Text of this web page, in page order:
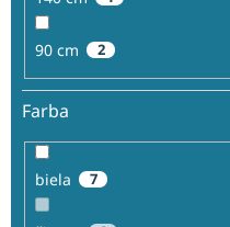
90 cm 2
Farba
biela 7